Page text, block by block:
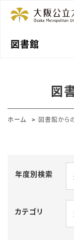
図書館
図
ホーム 図書館から
年度別検索
カテゴリ